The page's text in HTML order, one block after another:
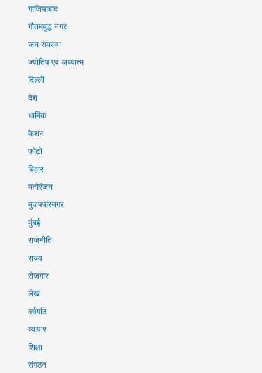
गाजियाबाद
गौतमबुद्ध नगर
जन समस्या
ज्योतिष एवं अध्यात्म
दिल्ली
देश
धार्मिक
फैशन
फोटो
बिहार
मनोरंजन
मुजफ्फरनगर
मुंबई
राजनीति
राज्य
रोजगार
लेख
वर्षगांठ
व्यापार
शिक्षा
संगठन